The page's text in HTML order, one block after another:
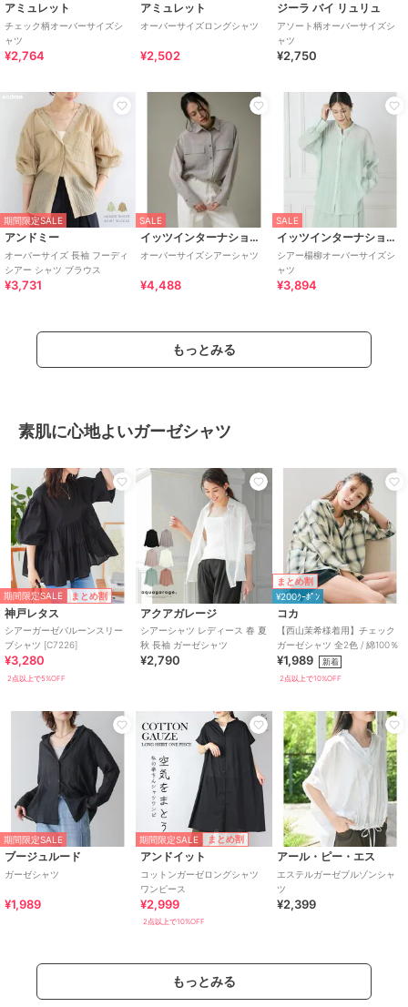
アミュレット
チェック柄オーバーサイズシ
ャツ
¥2,764
アミュレット
オーバーサイズロングシャツ
¥2,502
ジーラ バイ リュリュ
アソート柄オーバーサイズシ
ャツ
¥2,750
期間限定SALE
アンドミー
オーバーサイズ 長袖 フーディ
シアー シャツ ブラウス
¥3,731
SALE
イッツインターナショナル
オーバーサイズシアーシャツ
¥4,488
SALE
イッツインターナショナル
シアー楊柳オーバーサイズシ
ャツ
¥3,894
もっとみる
素肌に心地よいガーゼシャツ
期間限定SALE まとめ割
神戸レタス
シアーガーゼバルーンスリー
ブシャツ [C7226]
¥3,280
2点以上で5%OFF
アクアガレージ
シアーシャツ レディース 春 夏
秋 長袖 ガーゼシャツ
¥2,790
まとめ割
¥200ｸｰﾎﾟﾝ
コカ
【西山茉希様着用】チェック
ガーゼシャツ 全2色 / 綿100％
¥1,989 新着
2点以上で10%OFF
期間限定SALE
ブージュルード
ガーゼシャツ
¥1,989
期間限定SALE まとめ割
アンドイット
コットンガーゼロングシャツ
ワンピース
¥2,999
2点以上で10%OFF
アール・ピー・エス
エステルガーゼブルゾンシャ
ツ
¥2,399
もっとみる